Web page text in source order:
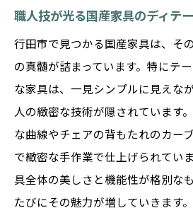
イント
国産家具を取り入れた
行田市での生活を彩る家
国産家具で充実した住
国産家具で彩る行田市の住
行田市で見つける国産
エーション
こだわりの国産家具で
職人技が光る国産家具のディテ
行田市で見つかる国産家具は、そ
の真髄が詰まっています。特にテ
な家具は、一見シンプルに見えな
人の緻密な技術が隠されています
な曲線やチェアの背もたれのカー
で緻密な手作業で仕上げられてい
具全体の美しさと機能性が格別な
たびにその魅力が増していきます